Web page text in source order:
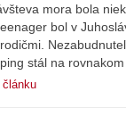
mora bola
bol v
stál na
článku